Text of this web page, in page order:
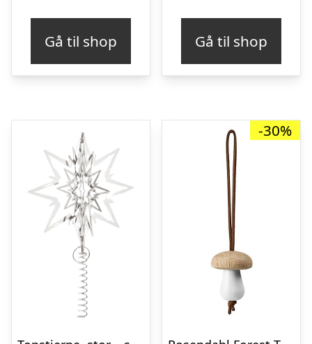
kr. 69,95.kr. 24,00.
Gå til shop Gå til shop
-30%